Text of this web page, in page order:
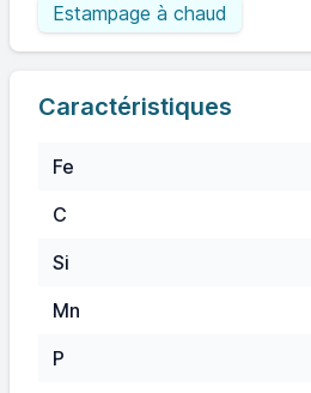
Estampage à chaud
Caractéristiques
Fe
C
Si
Mn
P